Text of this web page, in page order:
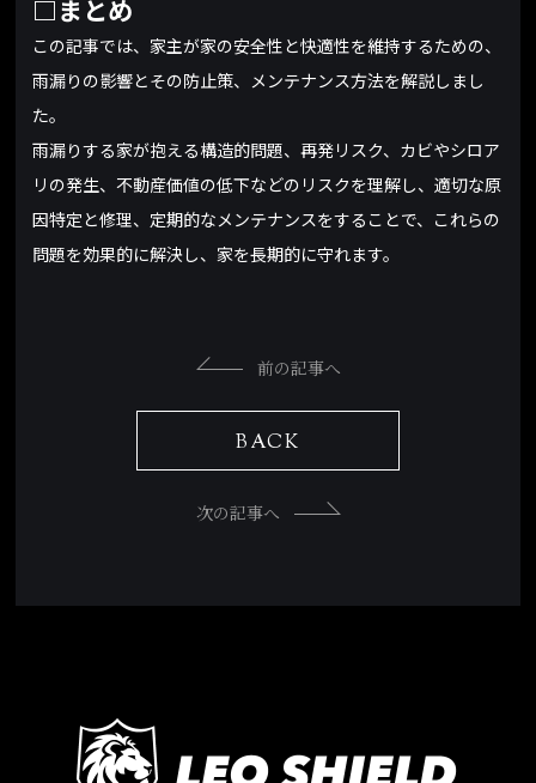
□まとめ
この記事では、家主が家の安全性と快適性を維持するための、
雨漏りの影響とその防止策、メンテナンス方法を解説しまし
た。
雨漏りする家が抱える構造的問題、再発リスク、カビやシロア
リの発生、不動産価値の低下などのリスクを理解し、適切な原
因特定と修理、定期的なメンテナンスをすることで、これらの
問題を効果的に解決し、家を長期的に守れます。
前の記事へ
BACK
次の記事へ